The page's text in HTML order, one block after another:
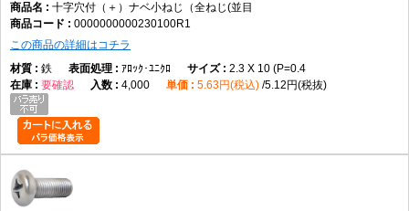
十字穴付（＋）ナベ小ねじ（全ねじ(並目
0000000000230100R1
この商品の詳細はコチラ
鉄
ｱﾛｯｸ･ﾕﾆｸﾛ
2.3 X 10 (P=0.4
要確認
4,000 5.63円(税込) 5.12円(税抜)